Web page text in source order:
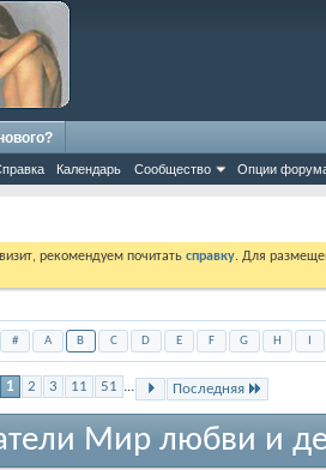
Календарь Сообщество Опции
рекомендуем почитать справку. Для
# A B C D E F G H
1 2 3 11 51 ... Последняя
Мир любви и